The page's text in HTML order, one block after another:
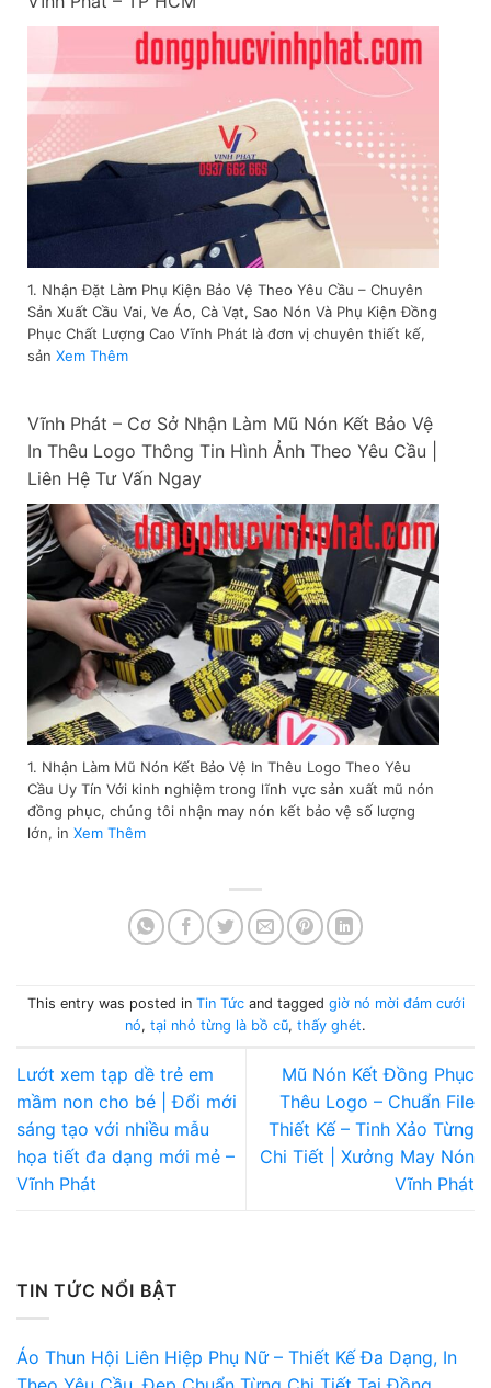
TIN TỨC NỔI BẬT
Áo Thun Hội Liên Hiệp Phụ Nữ – Thiết Kế Đa Dạng, In
1. Nhận Đặt Làm Phụ Kiện Bảo Vệ Theo Yêu Cầu – Chuyên
Sản Xuất Cầu Vai, Ve Áo, Cà Vạt, Sao Nón Và Phụ Kiện Đồng
Phục Chất Lượng Cao Vĩnh Phát là đơn vị chuyên thiết kế,
sản Xem Thêm
Vĩnh Phát – Cơ Sở Nhận Làm Mũ Nón Kết Bảo Vệ
In Thêu Logo Thông Tin Hình Ảnh Theo Yêu Cầu |
Liên Hệ Tư Vấn Ngay
1. Nhận Làm Mũ Nón Kết Bảo Vệ In Thêu Logo Theo Yêu
Cầu Uy Tín Với kinh nghiệm trong lĩnh vực sản xuất mũ nón
đồng phục, chúng tôi nhận may nón kết bảo vệ số lượng
lớn, in Xem Thêm
This entry was posted in Tin Tứcand tagged giờ nó mời đám cưới
nó, tại nhỏ từng là bồ cũ, thấy ghét.
Lướt xem tạp dề trẻ em
mầm non cho bé | Đổi mới
sáng tạo với nhiều mẫu
họa tiết đa dạng mới mẻ –
Vĩnh Phát
Mũ Nón Kết Đồng Phục
Thêu Logo – Chuẩn File
Thiết Kế – Tinh Xảo Từng
Chi Tiết | Xưởng May Nón
Vĩnh Phát